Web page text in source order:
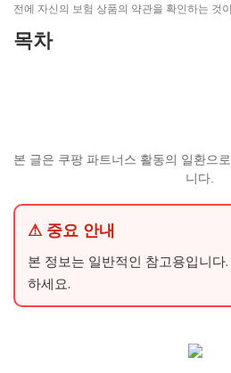
전에 자신의 보험 상품의 약관을 확인하는 것
목차
본 글은 쿠팡 파트너스 활동의 일환으
니다.
⚠ 중요 안내
본 정보는 일반적인 참고용입니
하세요.